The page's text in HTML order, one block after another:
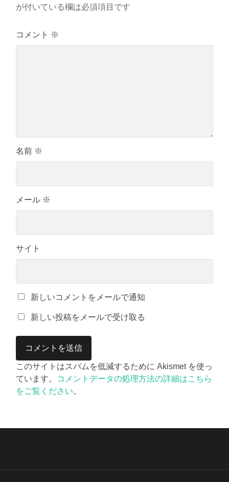
が付いている欄は必須項目です
コメント ※
名前 ※
メール ※
サイト
新しいコメントをメールで通知
新しい投稿をメールで受け取る
このサイトはスパムを低減するために Akismet を使っ
ています。 コメントデータの処理方法の詳細はこちら
をご覧ください。